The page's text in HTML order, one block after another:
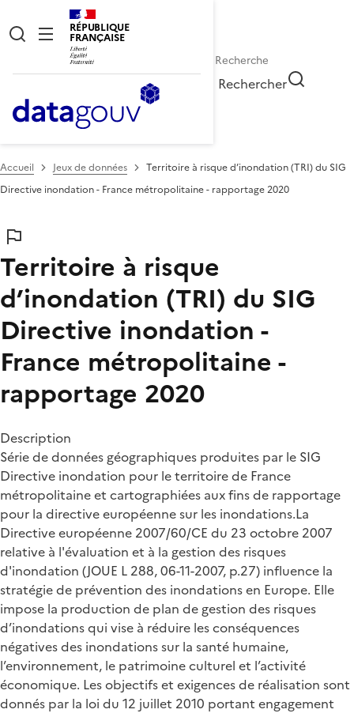
RÉPUBLIQUE
FRANÇAISE
Rechercher
Accueil Jeux de données
Territoire à risque d’inondation (TRI) du SIG
Directive inondation - France métropolitaine - rapportage 2020
Territoire à risque
d’inondation (TRI) du SIG
Directive inondation -
France métropolitaine -
rapportage 2020
Description
Série de données géographiques produites par le SIG
Directive inondation pour le territoire de France
métropolitaine et cartographiées aux fins de rapportage
pour la directive européenne sur les inondations.La
Directive européenne 2007/60/CE du 23 octobre 2007
relative à l'évaluation et à la gestion des risques
d'inondation (JOUE L 288, 06-11-2007, p.27) influence la
stratégie de prévention des inondations en Europe. Elle
impose la production de plan de gestion des risques
d’inondations qui vise à réduire les conséquences
négatives des inondations sur la santé humaine,
l’environnement, le patrimoine culturel et l’activité
économique. Les objectifs et exigences de réalisation sont
donnés par la loi du 12 juillet 2010 portant engagement